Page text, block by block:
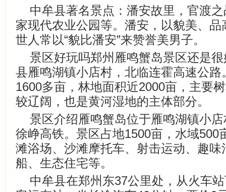
中牟县著名景点：潘安故里，官渡
家现代农业公园等。潘安，以貌美、
世人常以“貌比潘安”来赞誉美男子。
景区好玩吗郑州雁鸣蟹岛景区还是
县雁鸣湖镇小店村，北临连霍高速公
1600多亩，林地面积近2000亩，主要
较辽阔，也是黄河湿地的主体部分。
景区介绍雁鸣蟹岛位于雁鸣湖镇小
徐峥高铁。景区占地1500亩，水域500
滩浴场、沙滩摩托车、射击运动、趣
船、生态住宅等。
中牟县在郑州东37公里处，从火车